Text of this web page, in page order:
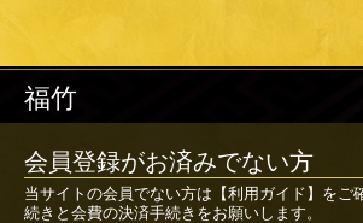
福竹
会員登録がお済みでない方
当サイトの会員でない方は 【利用ガイド】 をご
続きと会費の決済手続きをお願いします。